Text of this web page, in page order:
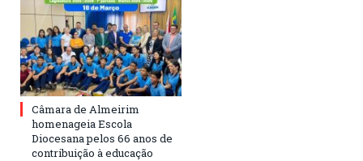
Câmara de Almeirim
homenageia Escola
Diocesana pelos 66 anos de
contribuição à educação